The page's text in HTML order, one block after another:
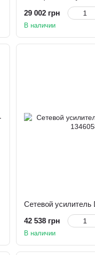
29 002 грн
В наличии
Сетевой усилитель
42 538 грн
В наличии